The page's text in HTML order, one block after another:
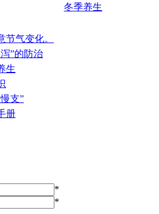
节气变化。
”的防治
生
支”
册
冬季养生
*
*